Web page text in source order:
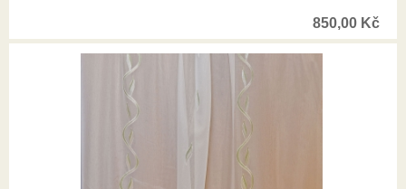
850,00 Kč